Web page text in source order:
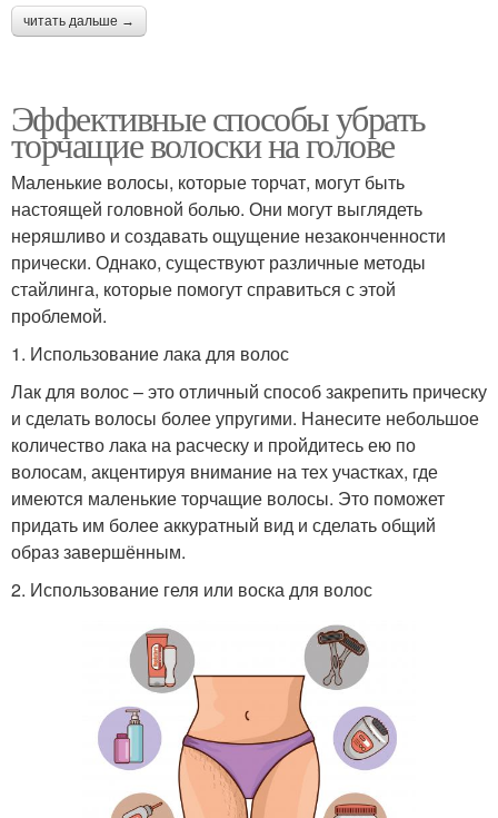
читать дальше →
Эффективные способы убрать
торчащие волоски на голове
Маленькие волосы, которые торчат, могут быть
настоящей головной болью. Они могут выглядеть
неряшливо и создавать ощущение незаконченности
прически. Однако, существуют различные методы
стайлинга, которые помогут справиться с этой
проблемой.
1. Использование лака для волос
Лак для волос – это отличный способ закрепить прическу
и сделать волосы более упругими. Нанесите небольшое
количество лака на расческу и пройдитесь ею по
волосам, акцентируя внимание на тех участках, где
имеются маленькие торчащие волосы. Это поможет
придать им более аккуратный вид и сделать общий
образ завершённым.
2. Использование геля или воска для волос